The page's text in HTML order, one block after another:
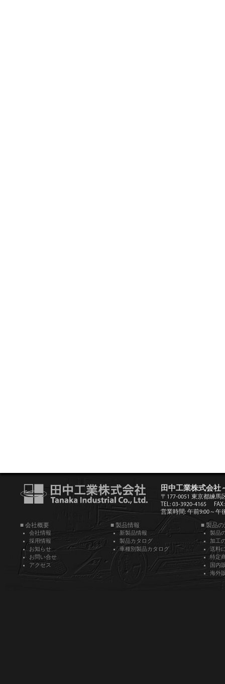
田中工業株式会社
〒177-0051 東京都練馬
TEL: 03-3920-4165
営業時間: 午前9:00～午
■ 会社概要
会社情報
採用情報
お知らせ
お問い合せ
アクセス
■ 製品情報
新製品情報
製品カタログ
車種別製品カタログ
■ 製品
製品
加工
送料
特定
国内
海外